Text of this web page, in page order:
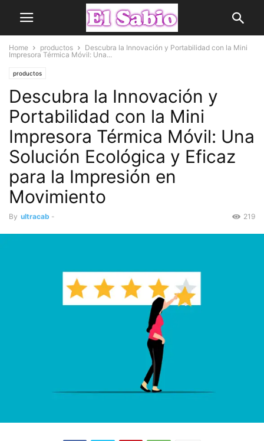
Home productos
Descubra la Innovación y Portabilidad con la Mini
Impresora Térmica Móvil: Una...
productos
Descubra la Innovación y
Portabilidad con la Mini
Impresora Térmica Móvil: Una
Solución Ecológica y Eficaz
para la Impresión en
Movimiento
By ultracab - 219